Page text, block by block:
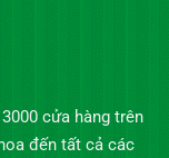
cửa hàng trên
đến tất cả các